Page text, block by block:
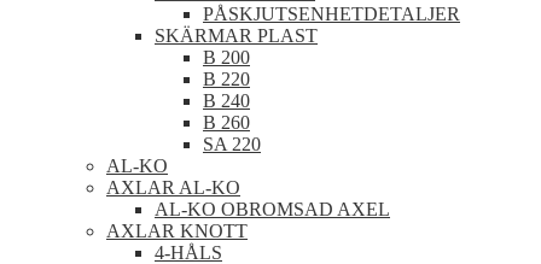
PÅSKJUTSENHETDETALJER
SKÄRMAR PLAST
B 200
B 220
B 240
B 260
SA 220
AL-KO
AXLAR AL-KO
AL-KO OBROMSAD AXEL
AXLAR KNOTT
4-HÅLS